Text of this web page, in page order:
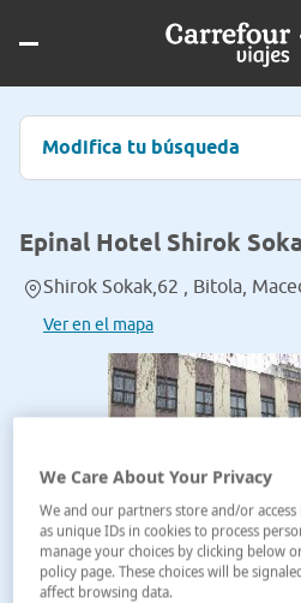
Modifica tu búsqueda
Epinal Hotel Shirok
Shirok Sokak,62 , Bitola,
Ver en el mapa
We Care About Your Privacy
We and our partners store and/or
as unique IDs in cookies to process
manage your choices by clicking below
policy page. These choices will be
affect browsing data.